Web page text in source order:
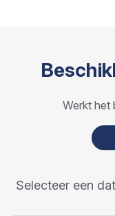
Werkt het
Selecteer een